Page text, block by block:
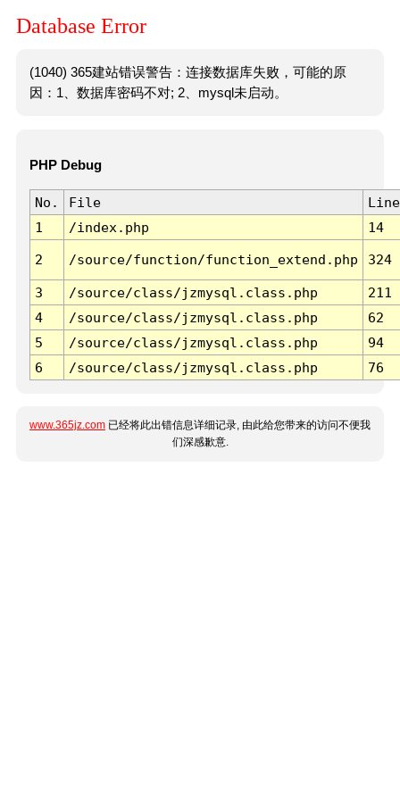
Database Error
(1040) 365建站错误警告：连接数据库失败，可能的原
因：1、数据库密码不对; 2、mysql未启动。
PHP Debug
No. File
Line
1
/index.php 14
2 /source/function/function_extend.php 324
3 /source/class/jzmysql.class.php
211
4
/source/class/jzmysql.class.php
62
5
/source/class/jzmysql.class.php
94
6
/source/class/jzmysql.class.php 76
www.365jz.com 已经将此出错信息详细记录, 由此给您带来的访问不便我
们深感歉意.